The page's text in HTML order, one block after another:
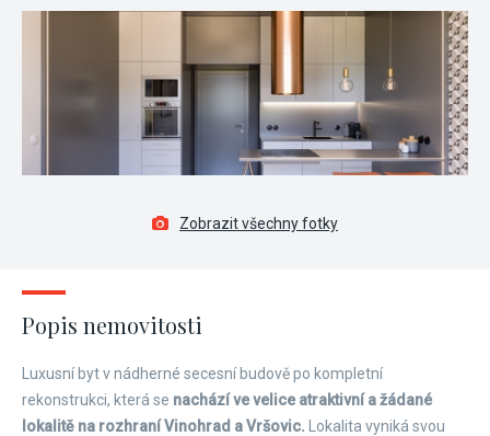
Zobrazit všechny fotky
Popis nemovitosti
Luxusní byt v nádherné secesní budově po kompletní
rekonstrukci, která se nachází ve velice atraktivní a žádané
lokalitě na rozhraní Vinohrad a Vršovic. Lokalita vyniká svou